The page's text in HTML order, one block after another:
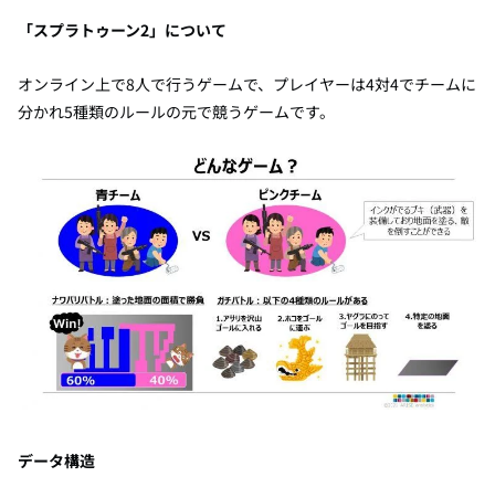
「スプラトゥーン2」について
オンライン上で8人で行うゲームで、プレイヤーは4対4でチームに
分かれ5種類のルールの元で競うゲームです。
データ構造